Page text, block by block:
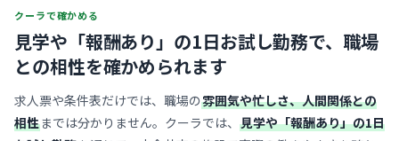
クーラで確かめる
見学や「報酬あり」の1日お試し勤務で、 職場
との相性を確かめられます
求人票や条件表だけでは、職場の雰囲気や忙しさ、人間関係との
相性までは分かりません。クーラでは、 見学や「報酬あり」の1日